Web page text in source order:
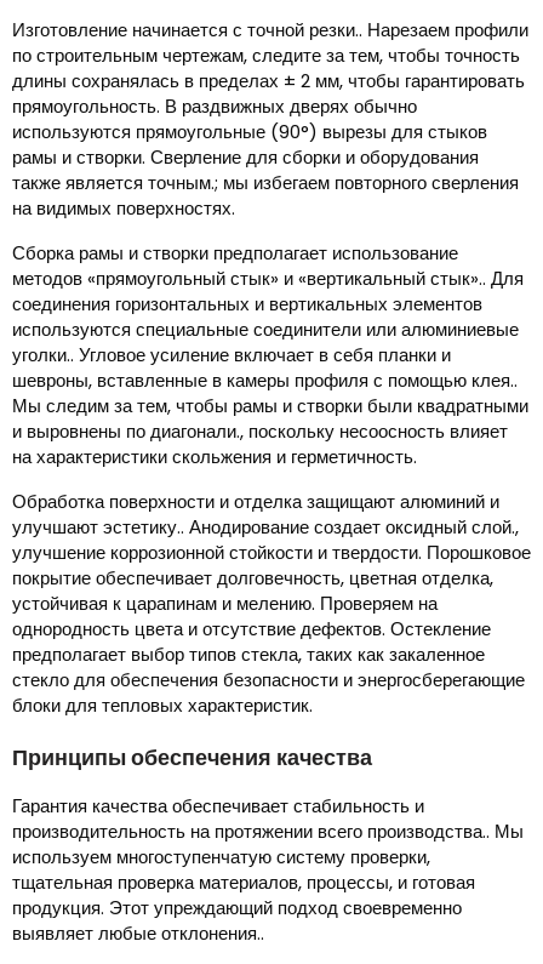
Изготовление начинается с точной резки.. Нарезаем профили
по строительным чертежам, следите за тем, чтобы точность
длины сохранялась в пределах ± 2 мм, чтобы гарантировать
прямоугольность. В раздвижных дверях обычно
используются прямоугольные (90°) вырезы для стыков
рамы и створки. Сверление для сборки и оборудования
также является точным.; мы избегаем повторного сверления
на видимых поверхностях.
Сборка рамы и створки предполагает использование
методов «прямоугольный стык» и «вертикальный стык».. Для
соединения горизонтальных и вертикальных элементов
используются специальные соединители или алюминиевые
уголки.. Угловое усиление включает в себя планки и
шевроны, вставленные в камеры профиля с помощью клея..
Мы следим за тем, чтобы рамы и створки были квадратными
и выровнены по диагонали., поскольку несоосность влияет
на характеристики скольжения и герметичность.
Обработка поверхности и отделка защищают алюминий и
улучшают эстетику.. Анодирование создает оксидный слой.,
улучшение коррозионной стойкости и твердости. Порошковое
покрытие обеспечивает долговечность, цветная отделка,
устойчивая к царапинам и мелению. Проверяем на
однородность цвета и отсутствие дефектов. Остекление
предполагает выбор типов стекла, таких как закаленное
стекло для обеспечения безопасности и энергосберегающие
блоки для тепловых характеристик.
Принципы обеспечения качества
Гарантия качества обеспечивает стабильность и
производительность на протяжении всего производства.. Мы
используем многоступенчатую систему проверки,
тщательная проверка материалов, процессы, и готовая
продукция. Этот упреждающий подход своевременно
выявляет любые отклонения..